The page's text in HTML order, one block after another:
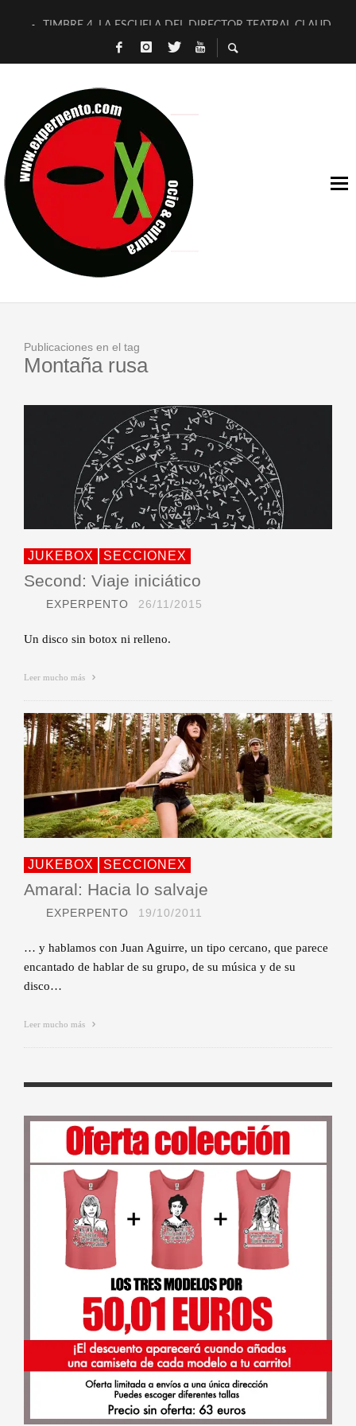
TIMBRE 4, LA ESCUELA DEL DIRECTOR TEATRAL CLAUDIO
30 AÑOS (NO ES NADA) DE LA KATARSIS DEL TOMATAZO
D’BALDOMEROS REINVENTAN [BITÁCORA 3.0] EN EXVITA
MARSHALL FLASH PRESENTA EN EXVITA [RELATIVA
JOFRE BARDAGÍ EN EXVITA INTERPRETANDO A SERRAT
YORCH PRESENTA [CURSO DE ARMONÍA PERSECUTORIA]
MAGALÍ SARE NOS EXPLICA [DESCASADA]
«NO TENGO PUTOS SUEÑOS»
Publicaciones en el tag
Montaña rusa
JUKEBOX SECCIONEX
Second: Viaje iniciático
EXPERPENTO 26/11/2015
Un disco sin botox ni relleno.
Leer mucho más
JUKEBOX SECCIONEX
Amaral: Hacia lo salvaje
EXPERPENTO 19/10/2011
… y hablamos con Juan Aguirre, un tipo cercano, que parece
encantado de hablar de su grupo, de su música y de su
disco…
Leer mucho más